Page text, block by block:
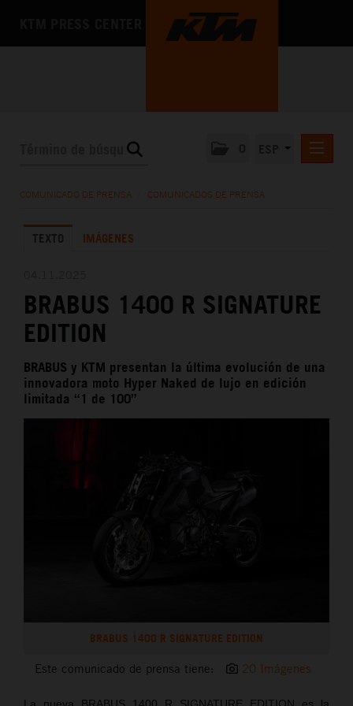
LA EMPRESA
COMUNICADO DE PRENSA COMUNICADOS DE PRENSA
TEXTO IMÁGENES
BRABUS 1400 R SIGNATURE
EDITION
BRABUS y KTM presentan la última evolución de una
innovadora moto Hyper Naked de lujo en edición
limitada “1 de 100”
BRABUS 1400 R SIGNATURE EDITION
Este comunicado de prensa tiene: 20 Imágenes
La nueva BRABUS 1400 R SIGNATURE EDITION es la